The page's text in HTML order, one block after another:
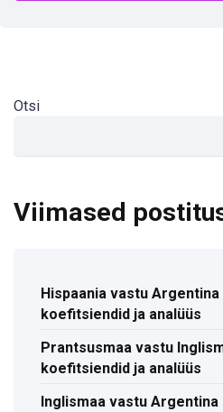
Otsi
Viimased
Hispaania vastu Argentina
koefitsiendid ja analüüs
Prantsusmaa vastu
koefitsiendid ja analüüs
Inglismaa vastu Argentina